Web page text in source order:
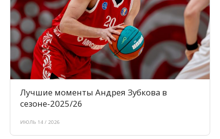
Лучшие моменты Андрея Зубкова в
сезоне-2025/26
ИЮЛЬ 14 / 2026